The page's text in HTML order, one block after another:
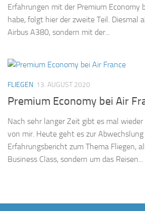
Erfahrungen mit der Premium Economy
habe, folgt hier der zweite Teil. Diesmal
Airbus A380, sondern mit der...
FLIEGEN 13. AUGUST 2020
Premium Economy bei Air
Nach sehr langer Zeit gibt es mal wieder
von mir. Heute geht es zur
Erfahrungsbericht zum Thema Fliegen,
Business Class, sondern um das Reisen...